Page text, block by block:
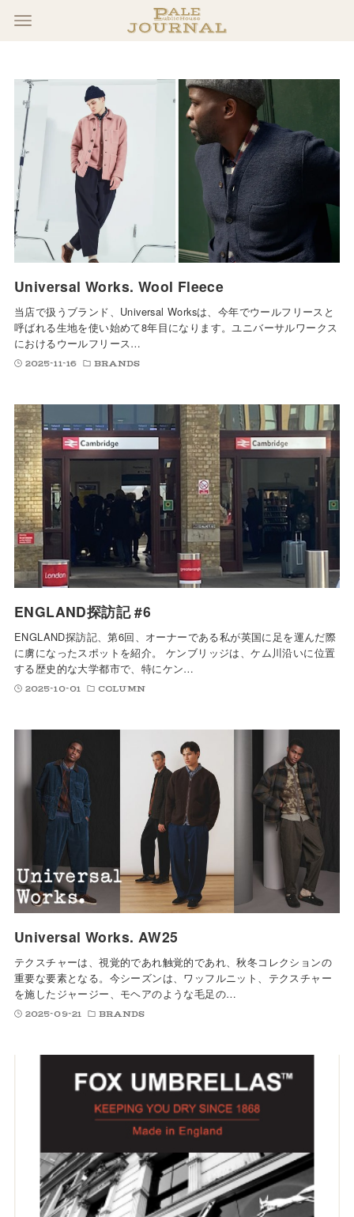
Universal Works. Wool Fleece
当店で扱うブランド、Universal Worksは、今年でウールフリースと
呼ばれる生地を使い始めて8年目になります。ユニバーサルワークス
におけるウールフリース…
2025-11-16 BRANDS
ENGLAND探訪記 #6
ENGLAND探訪記、第6回、オーナーである私が英国に足を運んだ際
に虜になったスポットを紹介。 ケンブリッジは、ケム川沿いに位置
する歴史的な大学都市で、特にケン…
2025-10-01 COLUMN
Universal Works. AW25
テクスチャーは、視覚的であれ触覚的であれ、秋冬コレクションの
重要な要素となる。今シーズンは、ワッフルニット、テクスチャー
を施したジャージー、モヘアのような毛足の…
2025-09-21 BRANDS